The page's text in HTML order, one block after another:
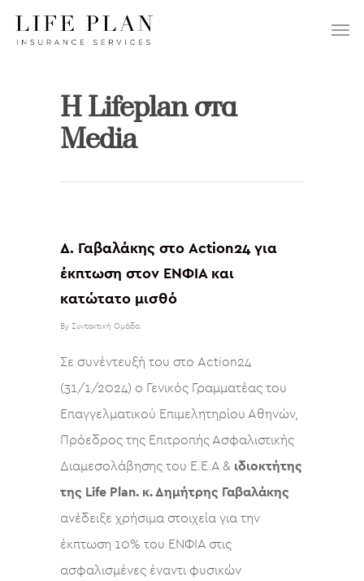
ΕΠΙΛΕΞΤΕ:
H Lifeplan στα
Media
Δ. Γαβαλάκης στο Action24 για
έκπτωση στον ΕΝΦΙΑ και
κατώτατο μισθό
By Συντακτική Ομάδα
Σε συνέντευξή του στο Action24
(31/1/2024) ο Γενικός Γραμματέας του
Επαγγελματικού Επιμελητηρίου Αθηνών,
Πρόεδρος της Επιτροπής Ασφαλιστικής
Διαμεσολάβησης του Ε.Ε.Α & ιδιοκτήτης
της Life Plan. κ. Δημήτρης Γαβαλάκης
ανέδειξε χρήσιμα στοιχεία για την
έκπτωση 10% του ΕΝΦΙΑ στις
ασφαλισμένες έναντι φυσικών